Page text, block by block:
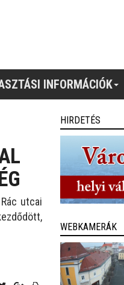
INFORMÁCIÓK
utcai
HIRDETÉS
WEBKAMERÁK